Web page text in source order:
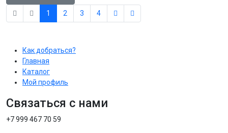
1 2 3 4
Как добраться?
Главная
Каталог
Мой профиль
Связаться с нами
+7 999 467 70 59